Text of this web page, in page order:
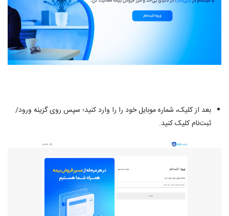
بعد از کلیک، شماره موبایل خود را را وارد کنید؛ سپس روی گزینه ورود/
ثبت‌نام کلیک کنید.